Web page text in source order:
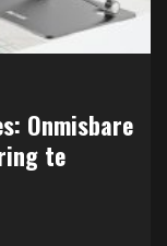
Onmisbare
te